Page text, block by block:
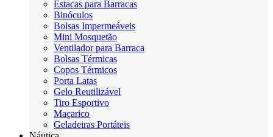
Estacas para Barracas
Binóculos
Bolsas Impermeáveis
Mini Mosquetão
Ventilador para Barraca
Bolsas Térmicas
Copos Térmicos
Porta Latas
Gelo Reutilizável
Tiro Esportivo
Maçarico
Geladeiras Portáteis